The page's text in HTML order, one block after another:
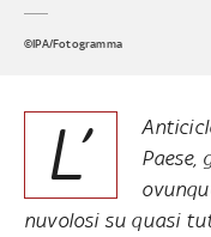
©IPA/Fotogramma
L’
Paese,
nuvolosi su quasi